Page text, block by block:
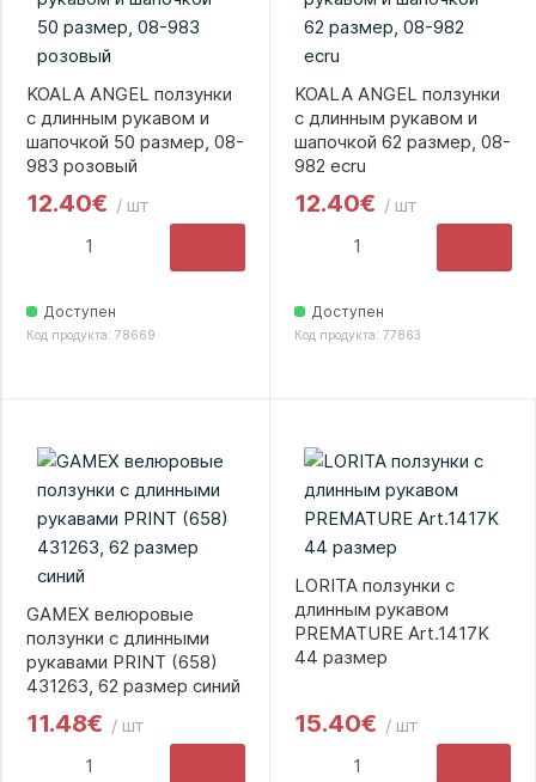
KOALA ANGEL ползунки
с длинным рукавом и
шапочкой 50 размер, 08-
983 розовый
12.40€ / шт
Доступен
Код продукта: 78669
KOALA ANGEL ползунки
с длинным рукавом и
шапочкой 62 размер, 08-
982 ecru
12.40€ / шт
Доступен
Код продукта: 77863
GAMEX велюровые
ползунки с длинными
рукавами PRINT (658)
431263, 62 размер синий
11.48€ / шт
LORITA ползунки с
длинным рукавом
PREMATURE Art.1417K
44 размер
15.40€ / шт